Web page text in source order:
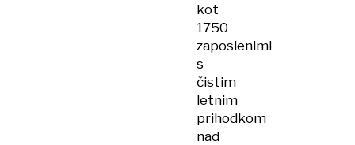
kot
1750
zaposlenimi
s
čistim
letnim
prihodkom
nad